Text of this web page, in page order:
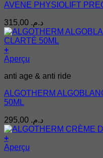
AVENE PHYSIOLIFT
د.م.
+
Aperçu
anti age & anti ride
ALGOTHERM
50ML
د.م.
+
Aperçu